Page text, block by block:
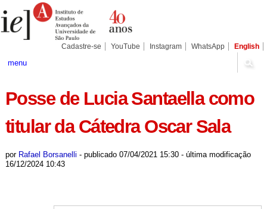
para
conteúdo.
Pessoais
Cadastre-se YouTube Instagram WhatsApp English
menu
Posse de Lucia Santaella como
titular da Cátedra Oscar Sala
por Rafael Borsanelli - publicado07/04/2021 15:30 - última modificação
16/12/2024 10:43